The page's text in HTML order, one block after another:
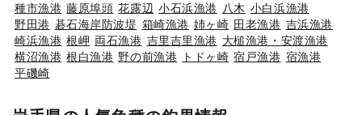
種市漁港 藤原埠頭 花露辺 小石浜漁港 八木 小白浜漁港
野田港 碁石海岸防波堤 箱崎漁港 姉ヶ崎 田老漁港 吉浜漁港
崎浜漁港 根岬 両石漁港 吉里吉里漁港 大槌漁港・安渡漁港
横沼漁港 根白漁港 野の前漁港 トドヶ崎 宿戸漁港 宿漁港
平磯崎